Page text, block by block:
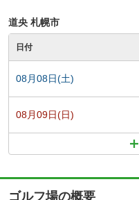
道央 札幌市
日付
08月08日(土)
08月09日(日)
ゴルフ場の概要